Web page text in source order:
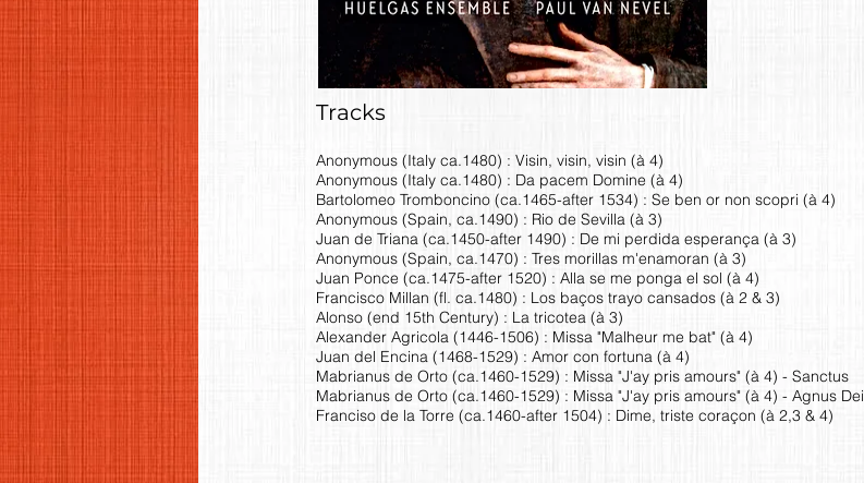
Tracks
Anonymous (Italy ca.1480) : Visin, visin, visin (à 4)
Anonymous (Italy ca.1480) : Da pacem Domine (à 4)
Bartolomeo Tromboncino (ca.1465-after 1534) : Se ben or non scopri (à 4)
Anonymous (Spain, ca.1490) : Rio de Sevilla (à 3)
Juan de Triana (ca.1450-after 1490) : De mi perdida esperança (à 3)
Anonymous (Spain, ca.1470) : Tres morillas m'enamoran (à 3)
Juan Ponce (ca.1475-after 1520) : Alla se me ponga el sol (à 4)
Francisco Millan (fl. ca.1480) : Los baços trayo cansados (à 2 & 3)
Alonso (end 15th Century) : La tricotea (à 3)
Alexander Agricola (1446-1506) : Missa "Malheur me bat" (à 4)
Juan del Encina (1468-1529) : Amor con fortuna (à 4)
Mabrianus de Orto (ca.1460-1529) : Missa "J'ay pris amours" (à 4) - Sanctus
Mabrianus de Orto (ca.1460-1529) : Missa "J'ay pris amours" (à 4) - Agnus Dei
Franciso de la Torre (ca.1460-after 1504) : Dime, triste coraçon (à 2,3 & 4)